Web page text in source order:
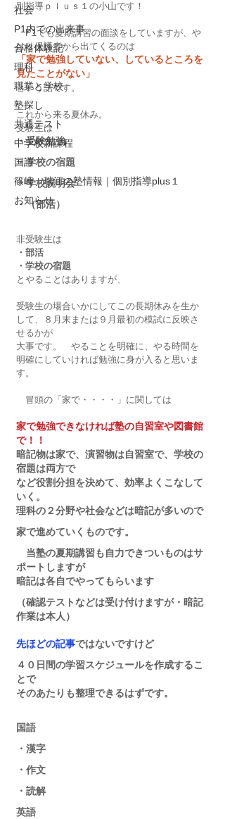
社会
P1内での出来事
合格体験記
理科
職業と学校
塾探し
共通テスト
中学校新課程
国語
篠崎 瑞江の塾情報｜個別指導plus１
お知らせ
別指導ｐｌｕｓ１の小山です！
P1でも夏期講習の面談をしていますが、や
はり保護者から出てくるのは
「家で勉強していない、しているところを
見たことがない」
という話です。
これから来る夏休み。
受験生は
・受験勉強
・学校の宿題
・学校説明会
・（部活）
非受験生は
・部活
・学校の宿題
とやることはありますが、
受験生の場合いかにしてこの長期休みを生か
して、８月末または９月最初の模試に反映さ
せるかが
大事です。　やることを明確に、やる時間を
明確にしていければ勉強に身が入ると思いま
す。
冒頭の「家で・・・・」に関しては
家で勉強できなければ塾の自習室や図書館
で！！
暗記物は家で、演習物は自習室で、学校の
宿題は両方で
など役割分担を決めて、効率よくこなして
いく。
理科の２分野や社会などは暗記が多いので
家で進めていくものです。
当塾の夏期講習も自力できついものはサ
ポートしますが
暗記は各自でやってもらいます
（確認テストなどは受け付けますが・暗記
作業は本人）
先ほどの記事ではないですけど
４０日間の学習スケジュールを作成するこ
とで
そのあたりも整理できるはずです。
国語
・漢字
・作文
・読解
英語